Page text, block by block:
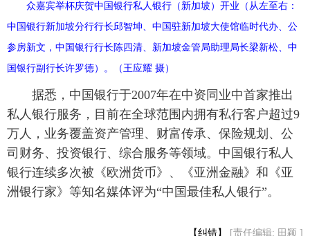
众嘉宾举杯庆贺中国银行私人银行（新加坡）开业（从左至右：
中国银行新加坡分行行长邱智坤、中国驻新加坡大使馆临时代办、公
参房新文，中国银行行长陈四清、新加坡金管局助理局长梁新松、中
国银行副行长许罗德）。（王应耀 摄）
据悉，中国银行于2007年在中资同业中首家推出
私人银行服务，目前在全球范围内拥有私行客户超过9
万人，业务覆盖资产管理、财富传承、保险规划、公
司财务、投资银行、综合服务等领域。中国银行私人
银行连续多次被《欧洲货币》、《亚洲金融》和《亚
洲银行家》等知名媒体评为“中国最佳私人银行”。
【纠错】 [责任编辑: 田颖 ]